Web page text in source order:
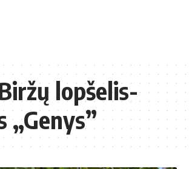
lopšelis-
„Genys”